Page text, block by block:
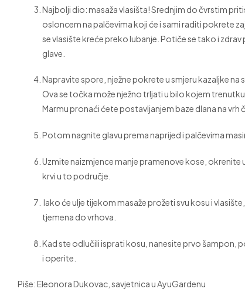
Najbolji dio: masaža vlasišta! Srednjim do čvrstim
osloncem na palčevima koji će i sami raditi pokrete
se vlasište kreće preko lubanje. Potiče se tako i
glave.
Napravite spore, nježne pokrete u smjeru kazaljke
Ova se točka može nježno trljati u bilo kojem
Marmu pronaći ćete postavljanjem baze dlana na vrh
Potom nagnite glavu prema naprijed i palčevima
Uzmite naizmjence manje pramenove kose,
krvi u to područje.
Iako će ulje tijekom masaže prožeti svu kosu i
tjemena do vrhova.
Kad ste odlučili isprati kosu, nanesite prvo
i operite.
Piše: Eleonora Dukovac, savjetnica u AyuGardenu